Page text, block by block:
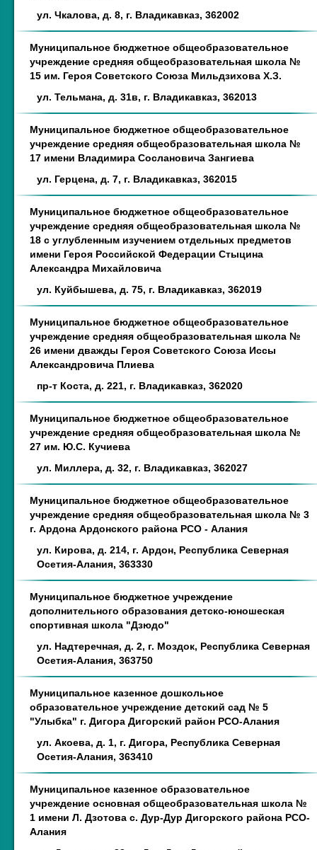
ул. Чкалова, д. 8, г. Владикавказ, 362002
Муниципальное бюджетное общеобразовательное
учреждение средняя общеобразовательная школа №
15 им. Героя Советского Союза Мильдзихова Х.З.
ул. Тельмана, д. 31в, г. Владикавказ, 362013
Муниципальное бюджетное общеобразовательное
учреждение средняя общеобразовательная школа №
17 имени Владимира Сослановича Зангиева
ул. Герцена, д. 7, г. Владикавказ, 362015
Муниципальное бюджетное общеобразовательное
учреждение средняя общеобразовательная школа №
18 с углубленным изучением отдельных предметов
имени Героя Российской Федерации Стыцина
Александра Михайловича
ул. Куйбышева, д. 75, г. Владикавказ, 362019
Муниципальное бюджетное общеобразовательное
учреждение средняя общеобразовательная школа №
26 имени дважды Героя Советского Союза Иссы
Александровича Плиева
пр-т Коста, д. 221, г. Владикавказ, 362020
Муниципальное бюджетное общеобразовательное
учреждение средняя общеобразовательная школа №
27 им. Ю.С. Кучиева
ул. Миллера, д. 32, г. Владикавказ, 362027
Муниципальное бюджетное общеобразовательное
учреждение средняя общеобразовательная школа № 3
г. Ардона Ардонского района РСО - Алания
ул. Кирова, д. 214, г. Ардон, Республика Северная
Осетия-Алания, 363330
Муниципальное бюджетное учреждение
дополнительного образования детско-юношеская
спортивная школа "Дзюдо"
ул. Надтеречная, д. 2, г. Моздок, Республика Северная
Осетия-Алания, 363750
Муниципальное казенное дошкольное
образовательное учреждение детский сад № 5
"Улыбка" г. Дигора Дигорский район РСО-Алания
ул. Акоева, д. 1, г. Дигора, Республика Северная
Осетия-Алания, 363410
Муниципальное казенное образовательное
учреждение основная общеобразовательная школа №
1 имени Л. Дзотова с. Дур-Дур Дигорского района РСО-
Алания